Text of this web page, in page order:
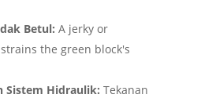
Betul: A jerky or
the green block's
Sistem Hidraulik: Tekanan